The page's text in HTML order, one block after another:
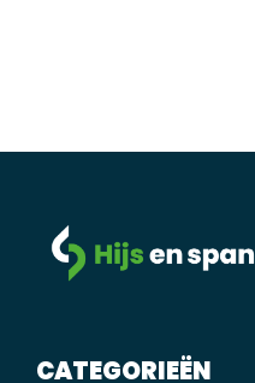
CATEGORIEËN